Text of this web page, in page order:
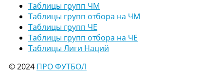
Таблицы групп ЧМ
Таблицы групп отбора на ЧМ
Таблицы групп ЧЕ
Таблицы групп отбора на ЧЕ
Таблицы Лиги Наций
© 2024 ПРО ФУТБОЛ